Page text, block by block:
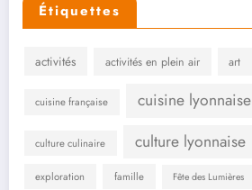
Étiquettes
activités activités en plein air art
cuisine française cuisine lyonnaise
culture culinaire culture lyonnaise
exploration famille Fête des Lumières